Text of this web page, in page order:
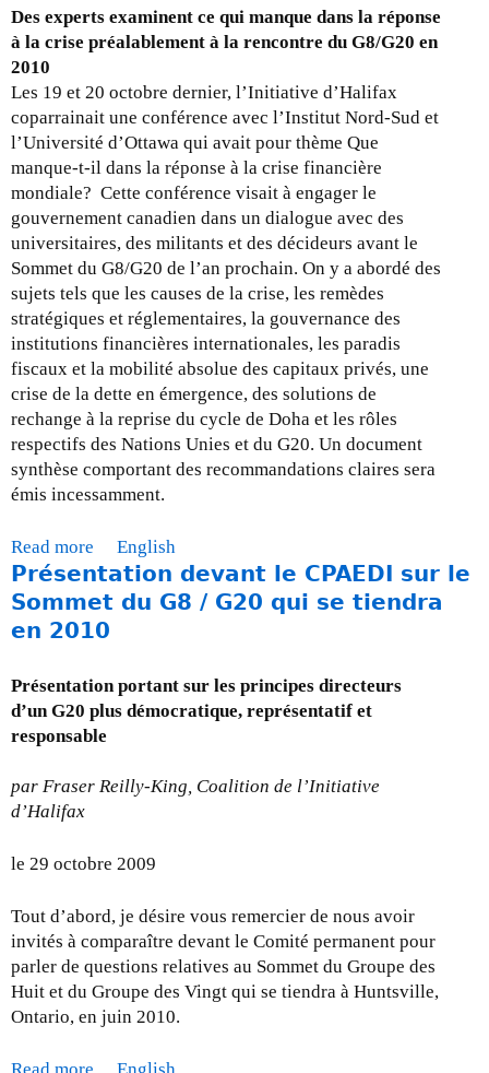
à
l
c
r
i
s
f
i
n
a
n
c
i
è
r
e
m
o
i
a
l
?
J
a
v
r
0
1
0
b
r
2
0
0
9
u
t
’
é
v
i
e
l
e
G
8
(
“
D
e
f
i
n
e
y
n
t
t
h
G
)
Des experts examinent ce qui manque dans la réponse
à la crise préalablement à la rencontre du G8/G20 en
2010
Les 19 et 20 octobre dernier, l’Initiative d’Halifax
coparrainait une conférence avec l’Institut Nord-Sud et
l’Université d’Ottawa qui avait pour thème Que
manque-t-il dans la réponse à la crise financière
mondiale? Cette conférence visait à engager le
gouvernement canadien dans un dialogue avec des
universitaires, des militants et des décideurs avant le
Sommet du G8/G20 de l’an prochain. On y a abordé des
sujets tels que les causes de la crise, les remèdes
stratégiques et réglementaires, la gouvernance des
institutions financières internationales, les paradis
fiscaux et la mobilité absolue des capitaux privés, une
crise de la dette en émergence, des solutions de
rechange à la reprise du cycle de Doha et les rôles
respectifs des Nations Unies et du G20. Un document
synthèse comportant des recommandations claires sera
émis incessamment.
Read more
b
o
u
i
s
e
r
l
e
3
0
o
English
Présentation devant le CPAEDI sur le
Sommet du G8 / G20 qui se tiendra
en 2010
Présentation portant sur les principes directeurs
d’un G20 plus démocratique, représentatif et
responsable
par Fraser Reilly-King, Coalition de l’Initiative
d’Halifax
le 29 octobre 2009
Tout d’abord, je désire vous remercier de nous avoir
invités à comparaître devant le Comité permanent pour
parler de questions relatives au Sommet du Groupe des
Huit et du Groupe des Vingt qui se tiendra à Huntsville,
Ontario, en juin 2010.